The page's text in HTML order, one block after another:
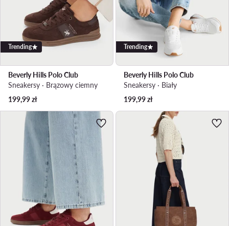
Trending
Beverly Hills Polo Club
Sneakersy · Brązowy ciemny
199,99zł
Trending
Beverly Hills Polo Club
Sneakersy · Biały
199,99zł